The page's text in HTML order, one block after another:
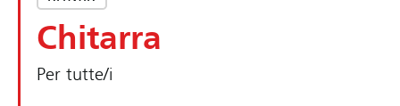
Chitarra
Per tutte/i